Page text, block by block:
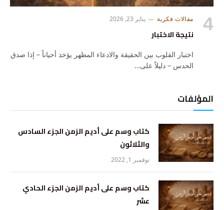
مقالات فكرية يناير 23, 2026
نتيجة الاختبار
اختبار القلوب بين الحقيقة والادعاء المظهر يؤخذ أحياناً – إذا صدق
الحدس – دليلاً على…
المؤلفات
كتاب وسم على أديم الزمن الجزء السادس
والثلاثون
نوفمبر 1, 2022
كتاب وسم على أديم الزمن الجزء الحادي
عشر